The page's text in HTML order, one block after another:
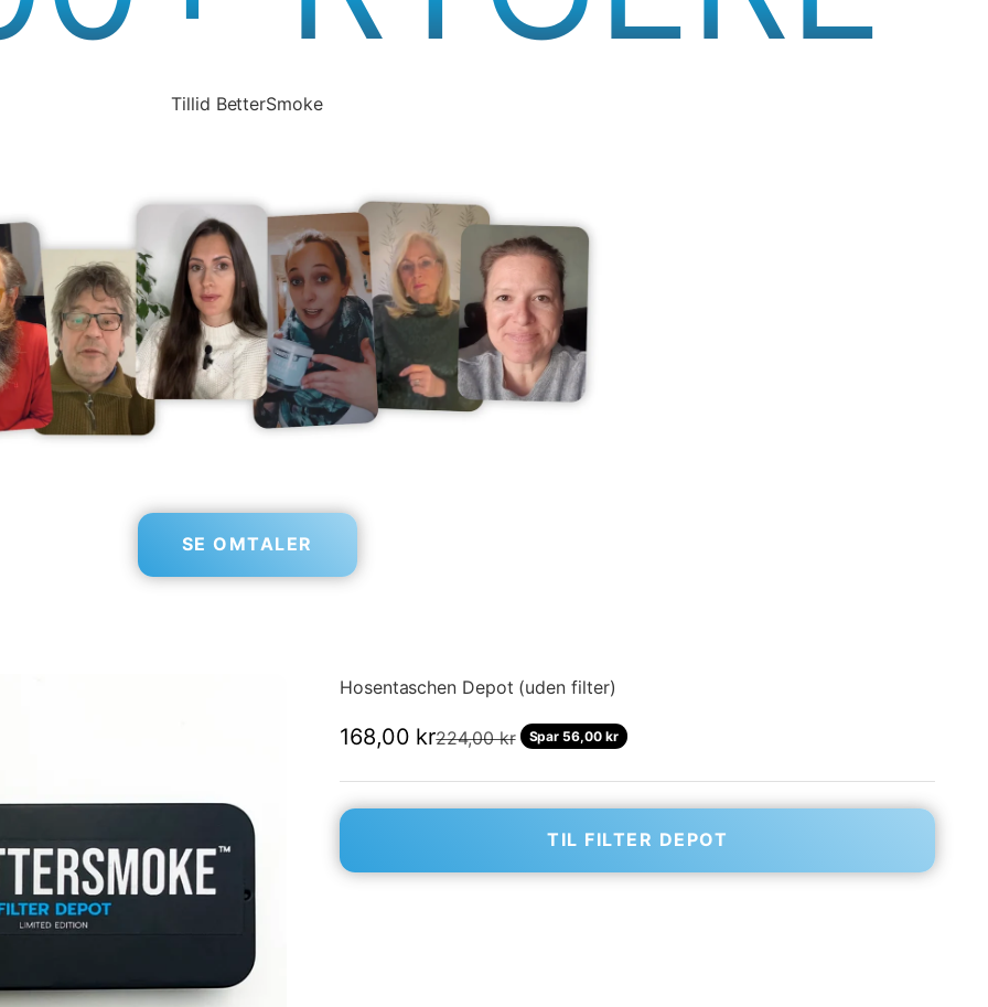
Tillid BetterSmoke
SE OMTALER
Hosentaschen Depot (uden filter)
Salgspris
168,00 krNormalpris
224,00 kr Spar 56,00 kr
TIL FILTER DEPOT